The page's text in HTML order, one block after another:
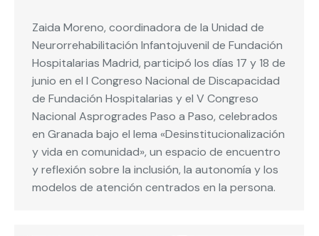
Zaida Moreno, coordinadora de la Unidad de
Neurorrehabilitación Infantojuvenil de Fundación
Hospitalarias Madrid, participó los días 17 y 18 de
junio en el I Congreso Nacional de Discapacidad
de Fundación Hospitalarias y el V Congreso
Nacional Asprogrades Paso a Paso, celebrados
en Granada bajo el lema «Desinstitucionalización
y vida en comunidad», un espacio de encuentro
y reflexión sobre la inclusión, la autonomía y los
modelos de atención centrados en la persona.